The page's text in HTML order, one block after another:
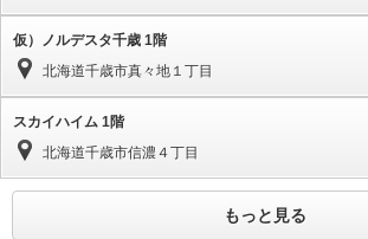
仮）ノルデスタ千歳 1階
北海道千歳市真々地１丁目
スカイハイム 1階
北海道千歳市信濃４丁目
もっと見る